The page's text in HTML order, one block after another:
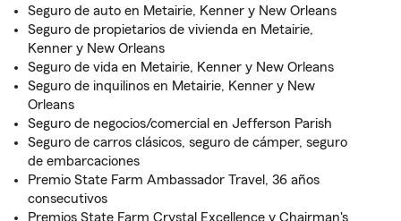
Seguro de auto en Metairie, Kenner y New Orleans
Seguro de propietarios de vivienda en Metairie,
Kenner y New Orleans
Seguro de vida en Metairie, Kenner y New Orleans
Seguro de inquilinos en Metairie, Kenner y New
Orleans
Seguro de negocios/comercial en Jefferson Parish
Seguro de carros clásicos, seguro de cámper, seguro
de embarcaciones
Premio State Farm Ambassador Travel, 36 años
consecutivos
Premios State Farm Crystal Excellence y Chairman's